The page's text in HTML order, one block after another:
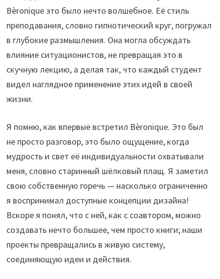
Вèronique это было нечто волшебное. Её стиль
преподавания, словно гипнотический круг, погружал
в глубокие размышления. Она могла обсуждать
влияние ситуационистов, не превращая это в
скучную лекцию, а делая так, что каждый студент
видел наглядное применение этих идей в своей
жизни.
Я помню, как впервые встретил Вèronique. Это был
не просто разговор, это было ощущение, когда
мудрость и свет её индивидуальности охватывали
меня, словно старинный шёлковый плащ. Я заметил
свою собственную горечь — насколько ограниченно
я воспринимал доступные концепции дизайна!
Вскоре я понял, что с ней, как с соавтором, можно
создавать нечто большее, чем просто книги; наши
проекты превращались в живую систему,
соединяющую идеи и действия.